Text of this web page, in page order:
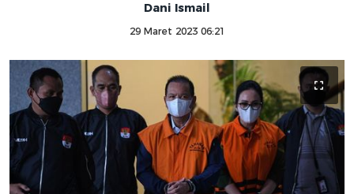
Dani Ismail
29 Maret 2023 06:21